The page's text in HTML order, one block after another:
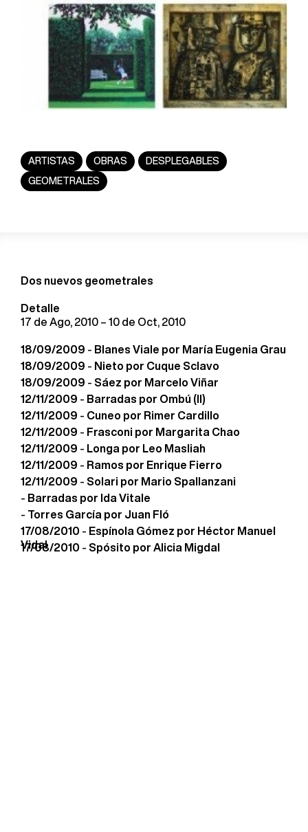
ARTISTAS OBRAS DESPLEGABLES
GEOMETRALES
Dos nuevos geometrales
Detalle
17 de Ago, 2010 – 10 de Oct, 2010
18/09/2009 - Blanes Viale por María Eugenia Grau
18/09/2009 - Nieto por Cuque Sclavo
18/09/2009 - Sáez por Marcelo Viñar
12/11/2009 - Barradas por Ombú (II)
12/11/2009 - Cuneo por Rimer Cardillo
12/11/2009 - Frasconi por Margarita Chao
12/11/2009 -
Longa por Leo Masliah
12/11/2009 - Ramos por Enrique Fierro
12/11/2009 - Solari por Mario Spallanzani
- Barradas por Ida Vitale
- Torres García por Juan Fló
17/08/2010 - Espínola Gómez por Héctor Manuel
Vidal
17/08/2010 - Spósito por Alicia Migdal